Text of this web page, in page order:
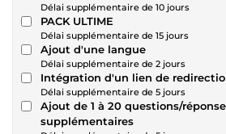
Délai supplémentaire de 10 jours
PACK ULTIME
Délai supplémentaire de 15 jours
Ajout d'une langue
Délai supplémentaire de 2 jours
Intégration d'un lien de
Délai supplémentaire de 5 jours
Ajout de 1 à 20 questions/
supplémentaires